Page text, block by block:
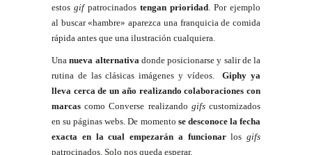
estos gifpatrocinados tengan prioridad. Por ejemplo
al buscar «hambre» aparezca una franquicia de comida
rápida antes que una ilustración cualquiera.
Unanueva alternativadonde posicionarse y salir de la
rutina de las clásicas imágenes y vídeos.Giphy ya
lleva cerca de un año realizando colaboraciones con
marcas como Converse realizando gifscustomizados
en su páginas webs. De momento se desconoce la fecha
exacta en la cual empezarán a funcionarlos gifs
patrocinados. Solo nos queda esperar.